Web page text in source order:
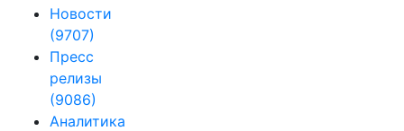
Новости
(9707)
Пресс
релизы
(9086)
Аналитика